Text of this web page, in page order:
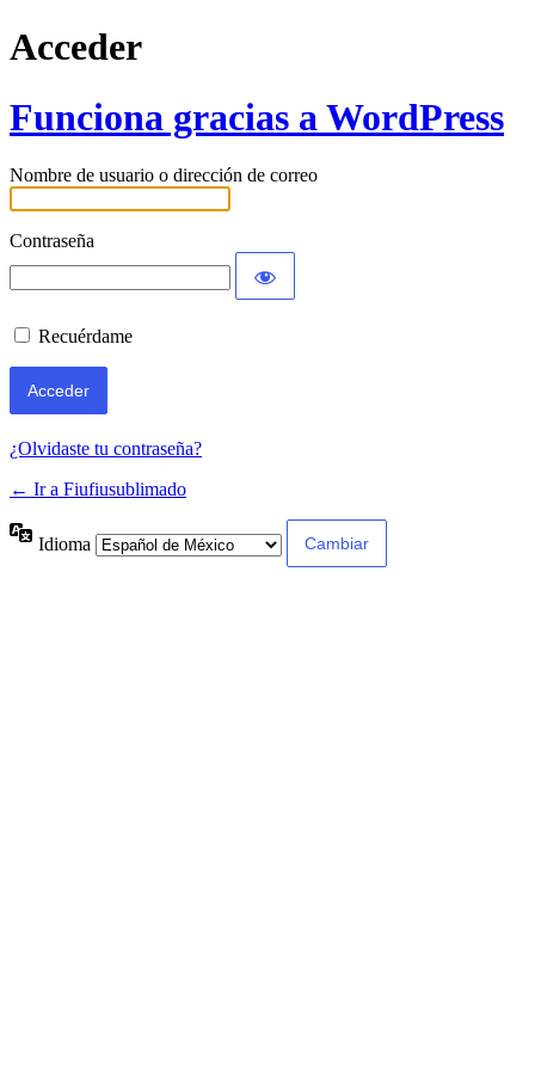
Acceder
Funciona gracias a WordPress
Nombre de usuario o dirección de correo
Contraseña
Recuérdame
¿Olvidaste tu contraseña?
← Ir a Fiufiusublimado
Idioma